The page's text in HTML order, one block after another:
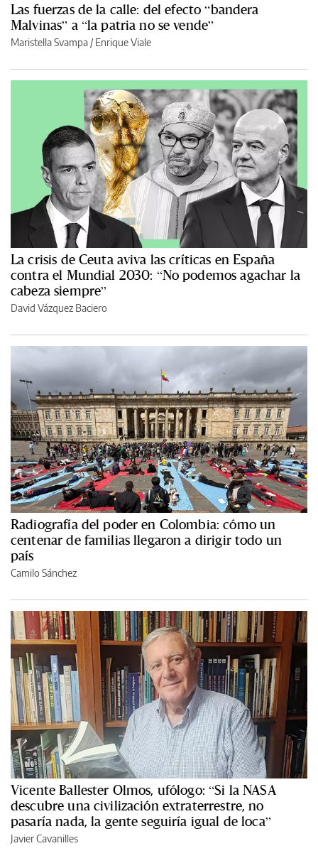
Las fuerzas de la calle: del efecto “bandera
Malvinas” a “la patria no se vende”
Maristella Svampa /Enrique Viale
La crisis de Ceuta aviva las críticas en España
contra el Mundial 2030: “No podemos agachar la
cabeza siempre”
David Vázquez Baciero
Radiografía del poder en Colombia: cómo un
centenar de familias llegaron a dirigir todo un
país
Camilo Sánchez
Vicente Ballester Olmos, ufólogo: “Si la NASA
descubre una civilización extraterrestre, no
pasaría nada, la gente seguiría igual de loca”
Javier Cavanilles